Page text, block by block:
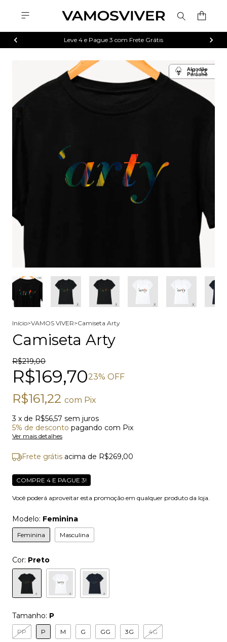
Leve 4 e Pague 3 com Frete Grátis
1/13
Início>VAMOS VIVER>Camiseta Arty
Camiseta Arty
R$219,00
R$169,7023% OFF
R$161,22 com Pix
3 x de R$56,57 sem juros
5% de desconto pagando com Pix
Ver mais detalhes
Frete grátis acima de R$269,00
COMPRE 4 E PAGUE 3!
Você poderá aproveitar esta promoção em qualquer produto da loja.
Modelo: Feminina
Feminina Masculina
Cor: Preto
Tamanho: P
PP P M G GG 3G 4G